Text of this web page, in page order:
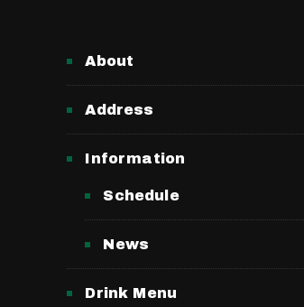
About
Address
Information
Schedule
News
Drink Menu